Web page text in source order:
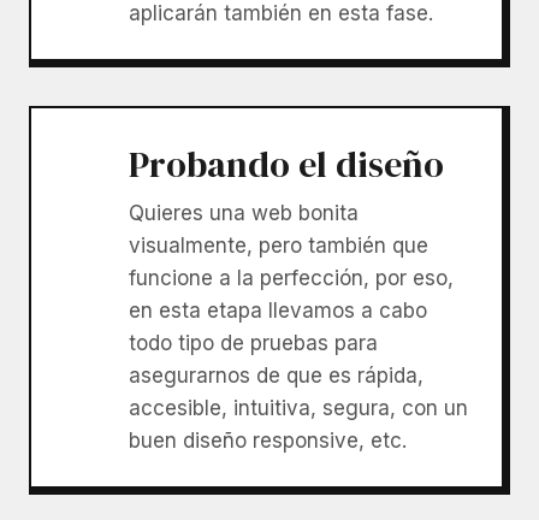
aplicarán también en esta fase.
Probando el diseño
Quieres una web bonita
visualmente, pero también que
funcione a la perfección, por eso,
en esta etapa llevamos a cabo
todo tipo de pruebas para
asegurarnos de que es rápida,
accesible, intuitiva, segura, con un
buen diseño responsive, etc.